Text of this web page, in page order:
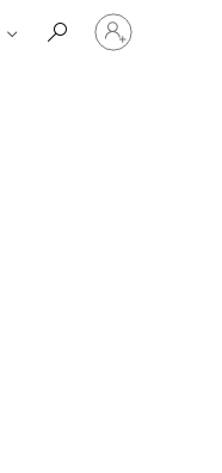
Iniciar
sesión